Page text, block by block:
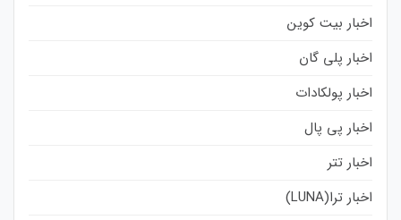
اخبار بیت کوین
اخبار پلی گان
اخبار پولکادات
اخبار پی پال
اخبار تتر
اخبار ترا(LUNA)